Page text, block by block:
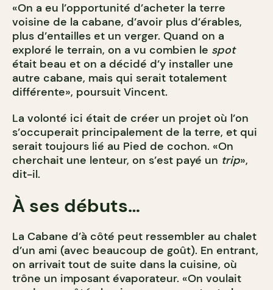
«On a eu l’opportunité d’acheter la terre
voisine de la cabane, d’avoir plus d’érables,
plus d’entailles et un verger. Quand on a
exploré le terrain, on a vu combien le spot
était beau et on a décidé d’y installer une
autre cabane, mais qui serait totalement
différente», poursuit Vincent.
La volonté ici était de créer un projet où l’on
s’occuperait principalement de la terre, et qui
serait toujours lié au Pied de cochon. «On
cherchait une lenteur, on s’est payé un trip»,
dit-il.
À ses débuts…
La Cabane d’à côté peut ressembler au chalet
d’un ami (avec beaucoup de goût). En entrant,
on arrivait tout de suite dans la cuisine, où
trône un imposant évaporateur. «On voulait